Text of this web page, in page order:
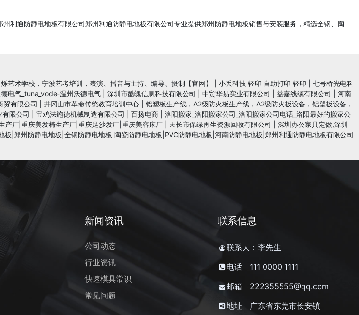
通防静电地板有限公司郑州利通防静电地板有限公司专业提供郑州防静电地板销售与安装服务，精选全钢、陶
艺术学校，宁波艺考培训，表演、播音与主持、编导、摄制【官网】 小丢科技 轻印 自助打印 轻印
七号桥光电科
电气_tuna_vode-温州沃德电气 深圳市酷魄信息科技有限公司 中贸华易实业有限公司 益嘉线缆有限公司
河南
贸有限公司 井冈山市革命传统教育培训中心
铝塑板生产线，A2级防火板生产线，A2级防火板设备，铝塑板设备，
有限公司 宝鸡法施德机械制造有限公司 百扬电商
洛阳搬家_洛阳搬家公司_洛阳搬家公司电话_洛阳最好的搬家公
产厂|重庆美发椅生产厂|重庆足沙发厂|重庆美容床厂 天长市保绿再生资源回收有限公司
深圳办公家具定做,深圳
板|郑州防静电地板|全钢防静电地板|陶瓷防静电地板|PVC防静电地板|河南防静电地板|郑州利通防静电地板有限公司
新闻资讯
公司动态
行业资讯
快速模具常识
常见问题
联系信息
联系人：李先生
电话：111 0000 1111
邮箱：222355555@qq.com
地址：广东省东莞市长安镇